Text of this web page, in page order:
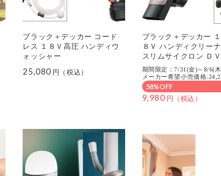
ブラック＋デッカー コード
レス １８Ｖ高圧 ハンディウ
ォッシャー
25,080
ブラック＋デッカー １
８Ｖ ハンディクリーナ
スリムサイクロン Ｄ
２０Ｂ
期間限定：7/31(金)～8/6(
メーカー希望小売価格
58%OFF
9,980